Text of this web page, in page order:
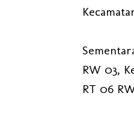
RW 03,
RT 06